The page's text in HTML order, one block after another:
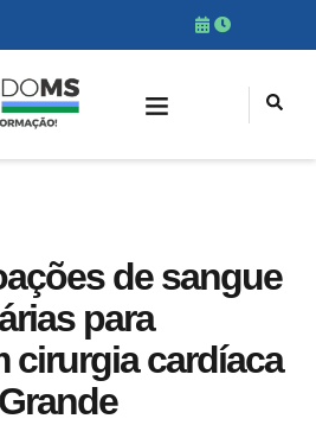
de sangue
para
cirurgia cardíaca